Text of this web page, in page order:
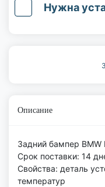
Нужна
Описание
Задний бампер BMW
Срок поставки: 14
Свойства: деталь
температур